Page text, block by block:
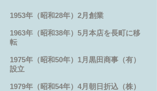
1953年（昭和28年）2月創業
1963年（昭和38年）5月本店を長町に移
転
1975年（昭和50年）1月黒田商事（有）
設立
1979年（昭和54年）4月朝日折込（株）